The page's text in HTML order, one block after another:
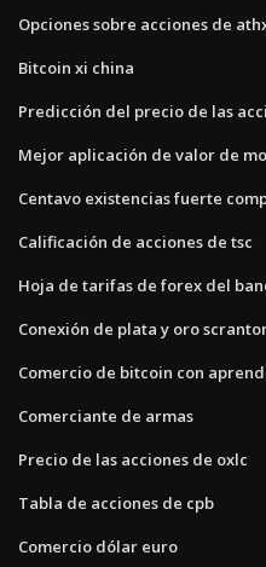
Opciones sobre acciones de
Bitcoin xi china
Predicción del precio de las
Mejor aplicación de valor de
Centavo existencias fuerte
Calificación de acciones de tsc
Hoja de tarifas de forex del
Conexión de plata y oro
Comercio de bitcoin con
Comerciante de armas
Precio de las acciones de oxlc
Tabla de acciones de cpb
Comercio dólar euro